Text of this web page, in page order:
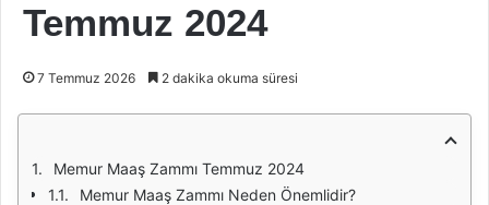
Temmuz 2024
7 Temmuz 2026 2 dakika okuma süresi
Memur Maaş Zammı Temmuz 2024
Memur Maaş Zammı Neden Önemlidir?